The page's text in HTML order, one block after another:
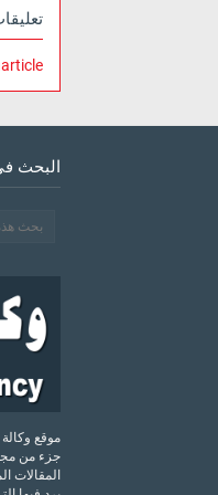
البحث
جزء من
المقالات